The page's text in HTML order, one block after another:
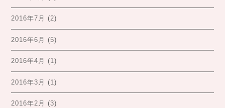
2016年7月 (2)
2016年6月 (5)
2016年4月 (1)
2016年3月 (1)
2016年2月 (3)